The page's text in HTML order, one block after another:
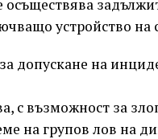
осъществява
устройство на
допускане на
с възможност за
на групов лов на